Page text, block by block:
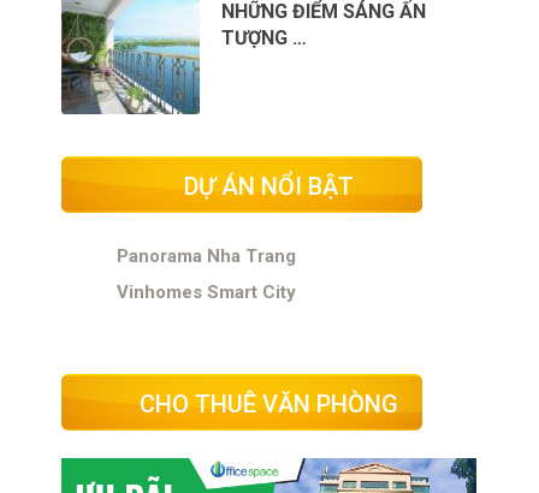
NHỮNG ĐIỂM SÁNG ẤN
TƯỢNG …
DỰ ÁN NỔI BẬT
Panorama Nha Trang
Vinhomes Smart City
CHO THUÊ VĂN PHÒNG